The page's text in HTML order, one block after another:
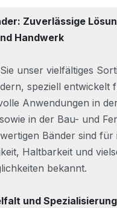
Zuverlässige
Handwerk
unser vielfältiges
speziell entwickelt
Anwendungen in
in der Bau- und
Bänder sind für
Haltbarkeit und
bekannt.
und Spezialisierung